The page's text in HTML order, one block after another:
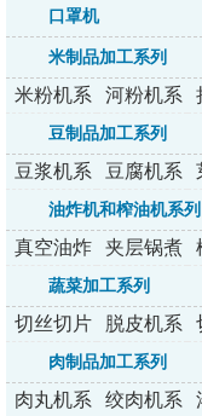
列
口罩机
米制品加工系列
米粉机系
列
河粉机系
列
豆制品加工系列
豆浆机系
列
豆腐机系
列
油炸机和榨油机系列
真空油炸
机
夹层锅煮
锅
蔬菜加工系列
切丝切片
切丁机
脱皮机系
列
肉制品加工系列
肉丸机系
绞肉机系